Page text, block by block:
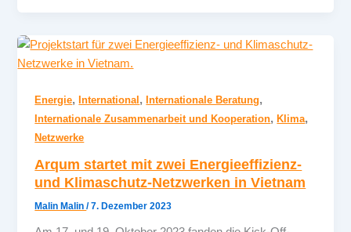
Energie,International,Internationale Beratung,
Internationale Zusammenarbeit und Kooperation,Klima,
Netzwerke
Arqum startet mit zwei Energieeffizienz-
und Klimaschutz-Netzwerken in Vietnam
Malin Malin/7. Dezember 2023